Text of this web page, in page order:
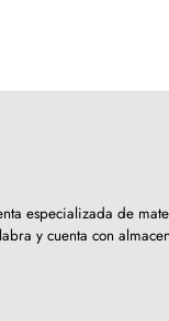
especializada de
y cuenta con